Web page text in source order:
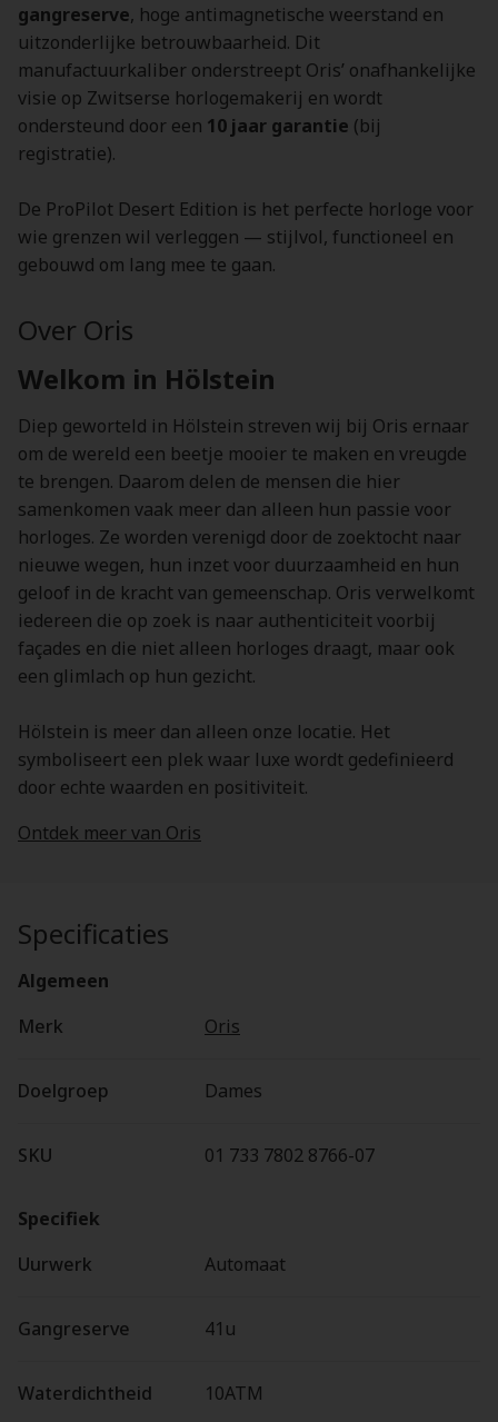
gangreserve, hoge antimagnetische weerstand en
uitzonderlijke betrouwbaarheid. Dit
manufactuurkaliber onderstreept Oris’ onafhankelijke
visie op Zwitserse horlogemakerij en wordt
ondersteund door een 10 jaar garantie (bij
registratie).
De ProPilot Desert Edition is het perfecte horloge voor
wie grenzen wil verleggen — stijlvol, functioneel en
gebouwd om lang mee te gaan.
Over Oris
Welkom in Hölstein
Diep geworteld in Hölstein streven wij bij Oris ernaar
om de wereld een beetje mooier te maken en vreugde
te brengen. Daarom delen de mensen die hier
samenkomen vaak meer dan alleen hun passie voor
horloges. Ze worden verenigd door de zoektocht naar
nieuwe wegen, hun inzet voor duurzaamheid en hun
geloof in de kracht van gemeenschap. Oris verwelkomt
iedereen die op zoek is naar authenticiteit voorbij
façades en die niet alleen horloges draagt, maar ook
een glimlach op hun gezicht.
Hölstein is meer dan alleen onze locatie. Het
symboliseert een plek waar luxe wordt gedefinieerd
door echte waarden en positiviteit.
Ontdek meer van Oris
Specificaties
Algemeen
Merk
Oris
Doelgroep Dames
SKU 01 733 7802 8766-07
Specifiek
Uurwerk
Automaat
Gangreserve 41u
Waterdichtheid 10ATM